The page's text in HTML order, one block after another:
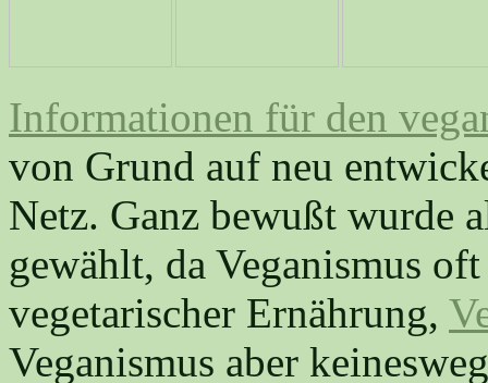
Informationen für den
von Grund auf neu
Netz. Ganz bewußt wurde
gewählt, da Veganismus
vegetarischer Ernährung,
Veganismus aber